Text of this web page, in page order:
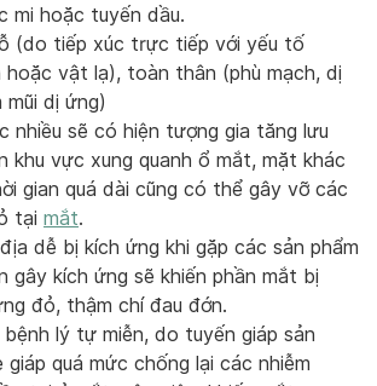
mi hoặc tuyến dầu.
(do tiếp xúc trực tiếp với yếu tố
hoặc vật lạ), toàn thân (phù mạch, dị
mũi dị ứng)
nhiều sẽ có hiện tượng gia tăng lưu
khu vực xung quanh ổ mắt, mặt khác
gian quá dài cũng có thể gây vỡ các
tại mắt.
dễ bị kích ứng khi gặp các sản phẩm
gây kích ứng sẽ khiến phần mắt bị
đỏ, thậm chí đau đớn.
bệnh lý tự miễn, do tuyến giáp sản
giáp quá mức chống lại các nhiễm